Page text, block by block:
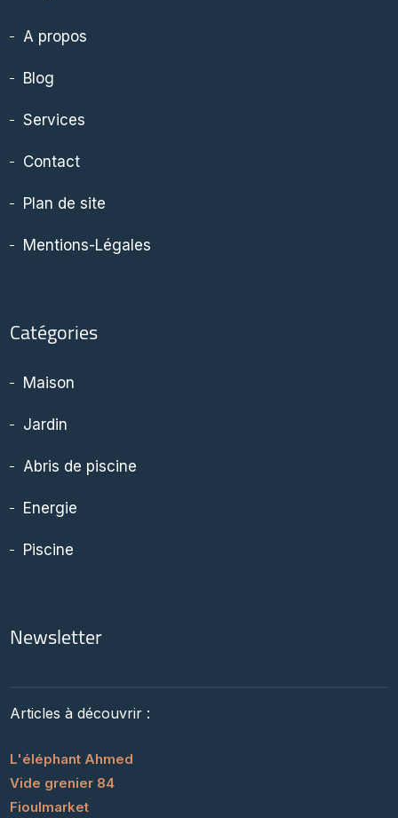
A propos
Blog
Services
Contact
Plan de site
Mentions-Légales
Catégories
Maison
Jardin
Abris de piscine
Energie
Piscine
Newsletter
Articles à découvrir :
L'éléphant Ahmed
Vide grenier 84
Fioulmarket